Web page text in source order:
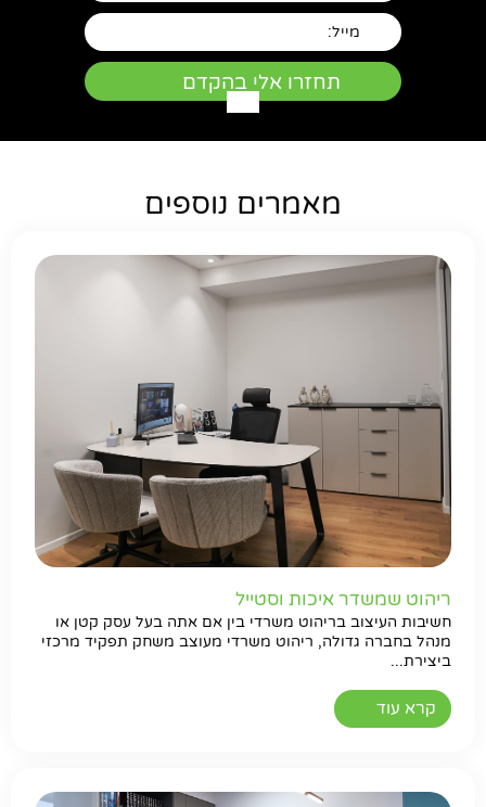
מאמרים נוספים
ריהוט שמשדר איכות וסטייל
חשיבות העיצוב בריהוט משרדי בין אם אתה בעל עסק קטן או
מנהל בחברה גדולה, ריהוט משרדי מעוצב משחק תפקיד מרכזי
ביצירת...
קרא עוד